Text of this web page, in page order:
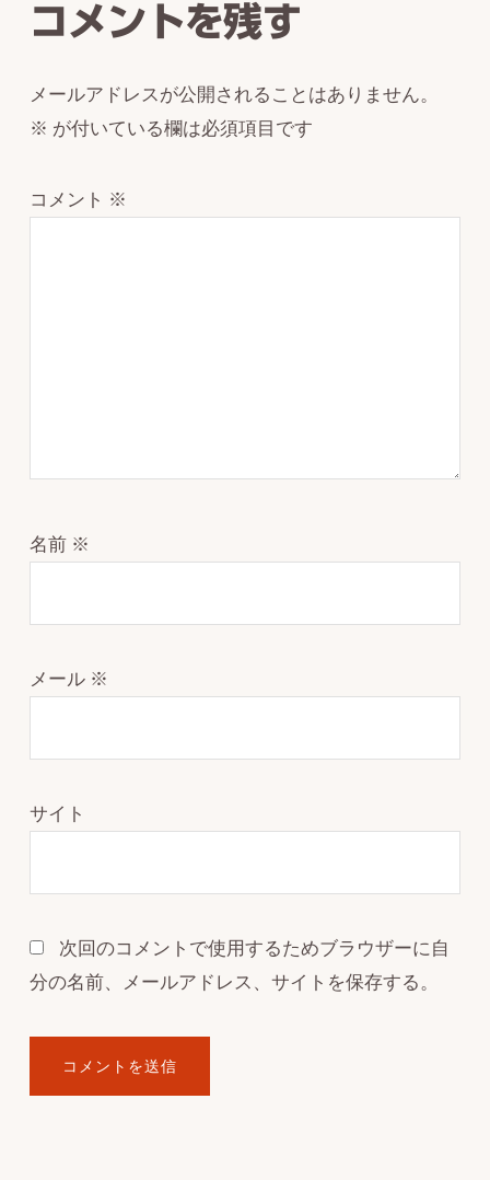
コメントを残す
メールアドレスが公開されることはありません。
※ が付いている欄は必須項目です
コメント ※
名前 ※
メール ※
サイト
次回のコメントで使用するためブラウザーに自
分の名前、メールアドレス、サイトを保存する。